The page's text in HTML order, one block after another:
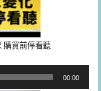
購買前停看聽
00:00